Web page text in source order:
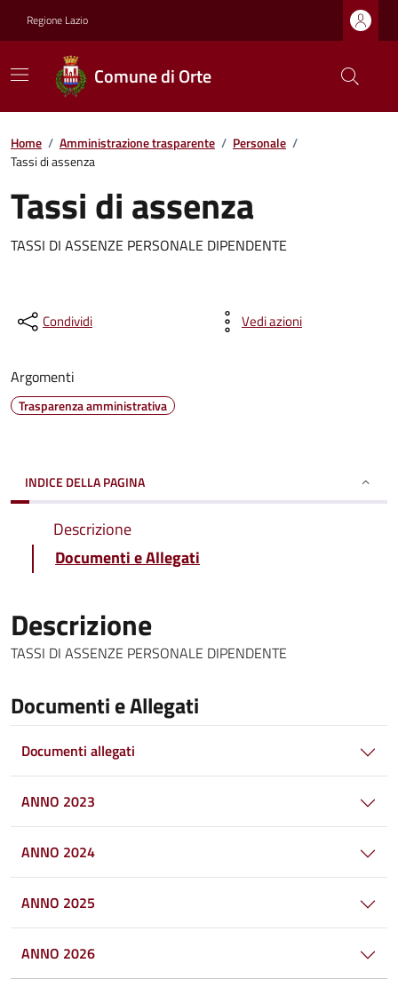
Regione Lazio
Comune di Orte
Home / Amministrazione trasparente / Personale /
Tassi di assenza
Tassi di assenza
TASSI DI ASSENZE PERSONALE DIPENDENTE
Condividi Vedi azioni
Argomenti
Trasparenza amministrativa
INDICE DELLA PAGINA
Descrizione
Documenti e Allegati
Descrizione
TASSI DI ASSENZE PERSONALE DIPENDENTE
Documenti e Allegati
Documenti allegati
ANNO 2023
ANNO 2024
ANNO 2025
ANNO 2026